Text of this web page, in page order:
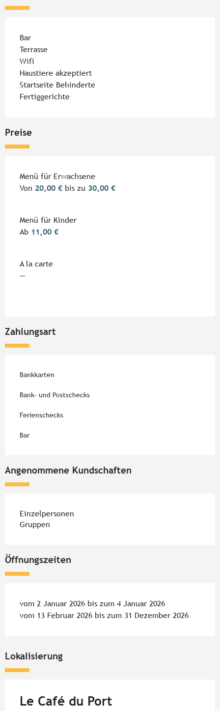
Bar
Terrasse
Wifi
Haustiere akzeptiert
Startseite Behinderte
Fertiggerichte
Preise
Menü für Erwachsene
Von 20,00 € bis zu 30,00 €
Menü für Kinder
Ab 11,00 €
A la carte
—
Zahlungsart
Bankkarten
Bank- und Postschecks
Ferienschecks
Bar
Angenommene Kundschaften
Einzelpersonen
Gruppen
Öffnungszeiten
vom 2 Januar 2026 bis zum 4 Januar 2026
vom 13 Februar 2026 bis zum 31 Dezember 2026
Lokalisierung
Le Café du Port